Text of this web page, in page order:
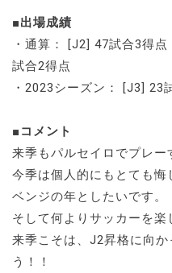
■出場成績
・通算： [J2] 47試合3得
試合2得点
・2023シーズン： [J3] 23
■コメント
来季もパルセイロでプレー
今季は個人的にもとても悔
ベンジの年としたいです。
そして何よりサッカーを楽
来季こそは、J2昇格に向
う！！